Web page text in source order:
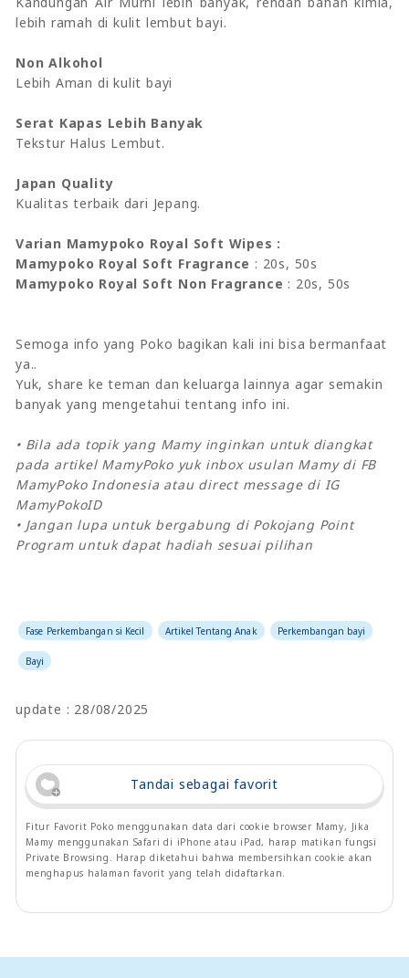
lebih ramah di kulit lembut bayi.
Non Alkohol
Lebih Aman di kulit bayi
Serat Kapas Lebih Banyak
Tekstur Halus Lembut.
Japan Quality
Kualitas terbaik dari Jepang.
Varian Mamypoko Royal Soft Wipes :
Mamypoko Royal Soft Fragrance : 20s, 50s
Mamypoko Royal Soft Non Fragrance : 20s, 50s
Semoga info yang Poko bagikan kali ini bisa bermanfaat
ya..
Yuk, share ke teman dan keluarga lainnya agar semakin
banyak yang mengetahui tentang info ini.
• Bila ada topik yang Mamy inginkan untuk diangkat
pada artikel MamyPoko yuk inbox usulan Mamy di FB
MamyPoko Indonesia atau direct message di IG
MamyPokoID
• Jangan lupa untuk bergabung di Pokojang Point
Program untuk dapat hadiah sesuai pilihan
Fase Perkembangan si Kecil Artikel Tentang Anak Perkembangan bayi
Bayi
update : 28/08/2025
Tandai sebagai favorit
Fitur Favorit Poko menggunakan data dari cookie browser Mamy, Jika
Mamy menggunakan Safari di iPhone atau iPad, harap matikan fungsi
Private Browsing. Harap diketahui bahwa membersihkan cookie akan
menghapus halaman favorit yang telah didaftarkan.